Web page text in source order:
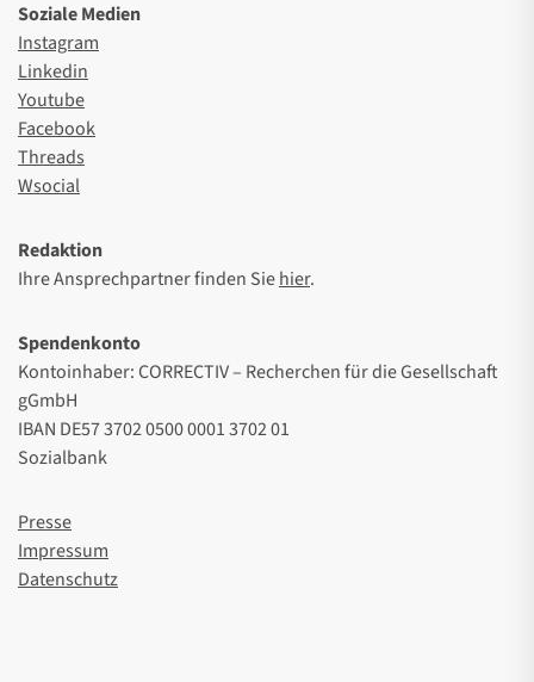
Soziale Medien
Instagram
Linkedin
Youtube
Facebook
Threads
Wsocial
Redaktion
Ihre Ansprechpartner finden Siehier.
Spendenkonto
Kontoinhaber: CORRECTIV – Recherchen für die Gesellschaft
gGmbH
IBAN DE57 3702 0500 0001 3702 01
Sozialbank
Presse
Impressum
Datenschutz